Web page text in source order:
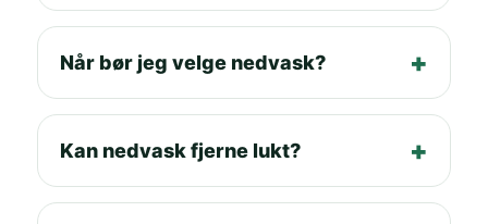
Når bør jeg velge nedvask?
Kan nedvask fjerne lukt?